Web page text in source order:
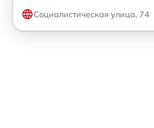
Социалистическая улица, 74